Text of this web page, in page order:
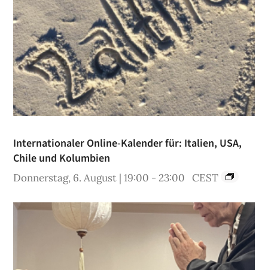
Internationaler Online-Kalender für: Italien, USA,
Chile und Kolumbien
Donnerstag, 6. August | 19:00 -23:00 CEST